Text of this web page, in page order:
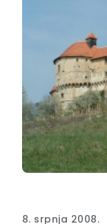
8. srpnja 2008.